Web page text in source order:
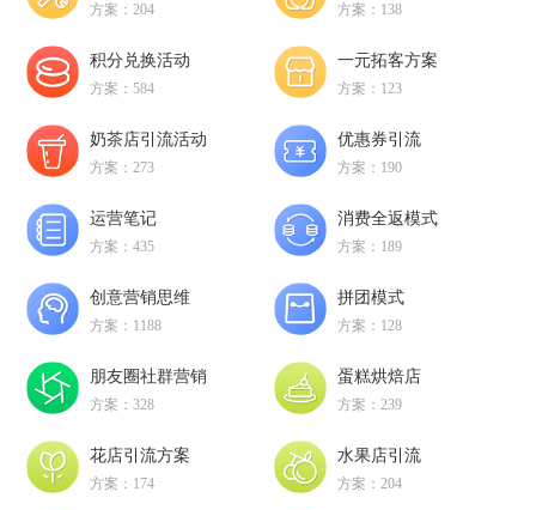
方案：204 方案：138
积分兑换活动
方案：584
一元拓客方案
方案：123
奶茶店引流活动
方案：273
优惠券引流
方案：190
运营笔记
方案：435
消费全返模式
方案：189
创意营销思维
方案：1188
拼团模式
方案：128
朋友圈社群营销
方案：328
蛋糕烘焙店
方案：239
花店引流方案
方案：174
水果店引流
方案：204